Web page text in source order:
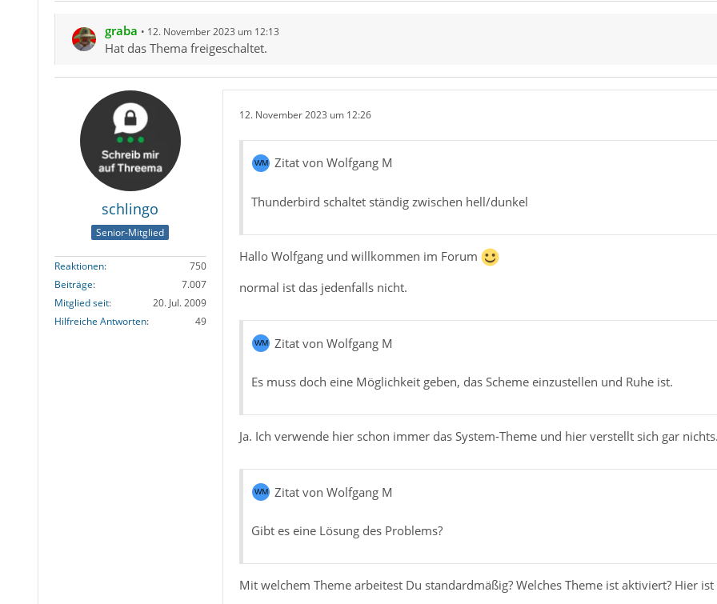
graba 12. November 2023 um 12:13
Hat das Thema freigeschaltet.
schlingo
Senior-Mitglied
Reaktionen
750
Beiträge
7.007
Mitglied seit
20. Jul. 2009
Hilfreiche Antworten
49
12. November 2023 um 12:26
Zitat von Wolfgang M
Thunderbird schaltet ständig zwischen hell/dunkel
Hallo Wolfgang und willkommen im Forum
normal ist das jedenfalls nicht.
Zitat von Wolfgang M
Es muss doch eine Möglichkeit geben, das Scheme einzustellen und Ruhe ist.
Ja. Ich verwende hier schon immer das System-Theme und hier verstellt sich gar
Zitat von Wolfgang M
Gibt es eine Lösung des Problems?
Mit welchem Theme arbeitest Du standardmäßig? Welches Theme ist aktiviert? Hier ist